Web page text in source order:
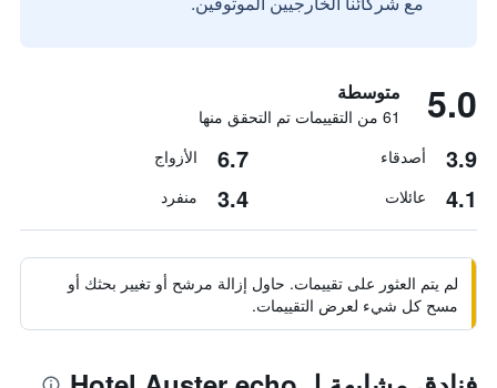
5.0 متوسطة
61 من التقييمات تم التحقق منها
3.9 أصدقاء 6.7 الأزواج
4.1 عائلات 3.4 منفرد
لم يتم العثور على تقييمات. حاول إزالة مرشح أو تغيير بحثك أو
مسح كل شيء لعرض التقييمات.